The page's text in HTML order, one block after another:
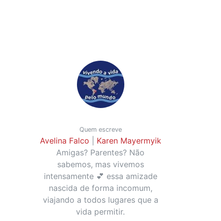
Quem escreve
Avelina Falco
Karen Mayermyik
Amigas? Parentes? Não
sabemos, mas vivemos
intensamente 💕 essa amizade
nascida de forma incomum,
viajando a todos lugares que a
vida permitir.